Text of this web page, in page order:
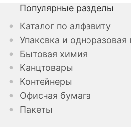
Популярные разделы
Каталог по алфавиту
Упаковка и одноразовая
Бытовая химия
Канцтовары
Контейнеры
Офисная бумага
Пакеты